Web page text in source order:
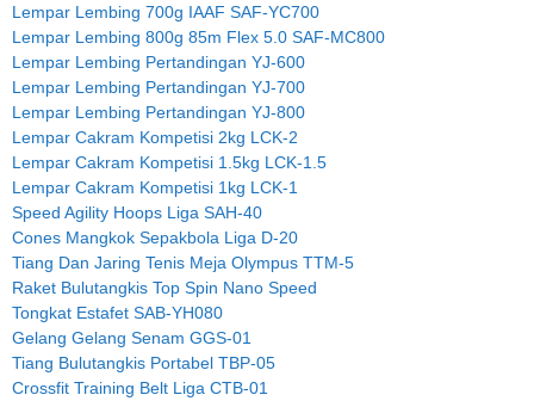
Lempar Lembing 700g IAAF SAF-YC700
Lempar Lembing 800g 85m Flex 5.0 SAF-MC800
Lempar Lembing Pertandingan YJ-600
Lempar Lembing Pertandingan YJ-700
Lempar Lembing Pertandingan YJ-800
Lempar Cakram Kompetisi 2kg LCK-2
Lempar Cakram Kompetisi 1.5kg LCK-1.5
Lempar Cakram Kompetisi 1kg LCK-1
Speed Agility Hoops Liga SAH-40
Cones Mangkok Sepakbola Liga D-20
Tiang Dan Jaring Tenis Meja Olympus TTM-5
Raket Bulutangkis Top Spin Nano Speed
Tongkat Estafet SAB-YH080
Gelang Gelang Senam GGS-01
Tiang Bulutangkis Portabel TBP-05
Crossfit Training Belt Liga CTB-01